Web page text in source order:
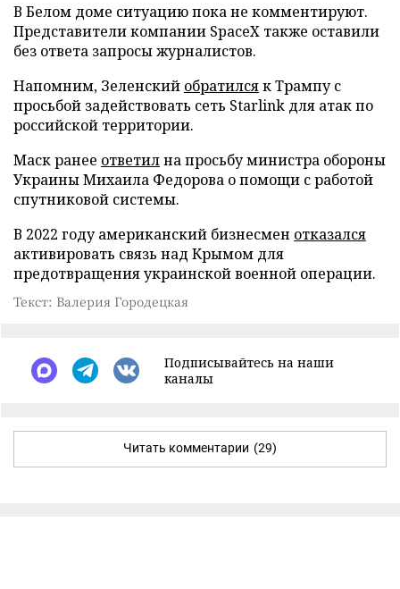
В Белом доме ситуацию пока не комментируют.
Представители компании SpaceX также оставили
без ответа запросы журналистов.
Напомним, Зеленский обратилсяк Трампу с
просьбой задействовать сеть Starlink для атак по
российской территории.
Маск ранее ответилна просьбу министра обороны
Украины Михаила Федорова о помощи с работой
спутниковой системы.
В 2022 году американский бизнесмен отказался
активировать связь над Крымом для
предотвращения украинской военной операции.
Текст: Валерия Городецкая
Подписывайтесь на наши
каналы
Читать комментарии (29)